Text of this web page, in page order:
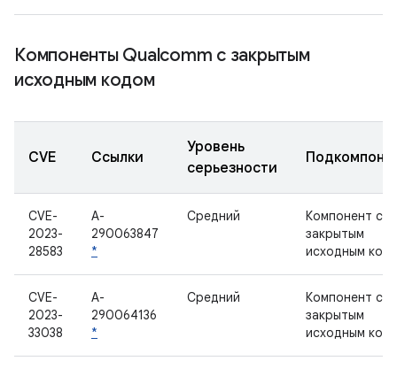
Компоненты Qualcomm с закрытым
исходным кодом
CVE Ссылки
Уровень
серьезности
CVE-
2023-
28583
A-
290063847
*
Средний
Компонент с
закрытым
исходным
CVE-
2023-
33038
A-
290064136
*
Средний
Компонент с
закрытым
исходным